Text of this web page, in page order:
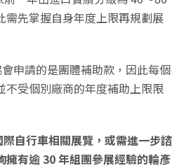
需先掌握自身年度上限再規劃展
申請的是團體補助款，因此每個
不受個別廠商的年度補助上限限
自行車相關展覽，或需進一步諮
擁有逾 30 年組團參展經驗的輪彥